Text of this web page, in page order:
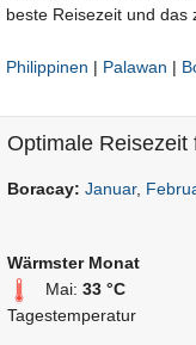
beste Reisezeit und das
Philippinen | Palawan |
Optimale Reisezeit
Boracay: Januar,
Wärmster Monat
Mai: 33 °C
Tagestemperatur